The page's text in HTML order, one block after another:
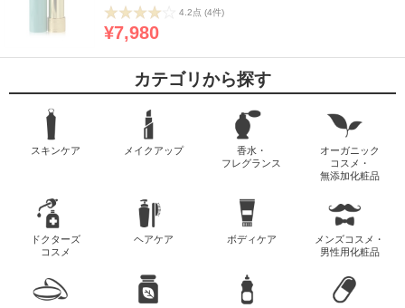
4.2点 (4件)
¥7,980
カテゴリから探す
スキンケア メイクアップ
香水・
フレグランス
オーガニック
コスメ・
無添加化粧品
ドクターズ
コスメ
ヘアケア ボディケア
メンズコスメ・
男性用化粧品